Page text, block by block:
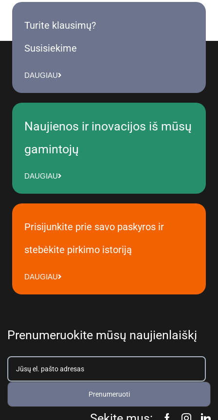
Turite klausimų?
Susisiekime
DAUGIAU
Naujienos ir inovacijos iš mūsų
gamintojų
DAUGIAU
Prisijunkite prie savo paskyros ir
stebėkite pirkimo istoriją
DAUGIAU
Prenumeruokite mūsų naujienlaiškį
Prenumeruoti